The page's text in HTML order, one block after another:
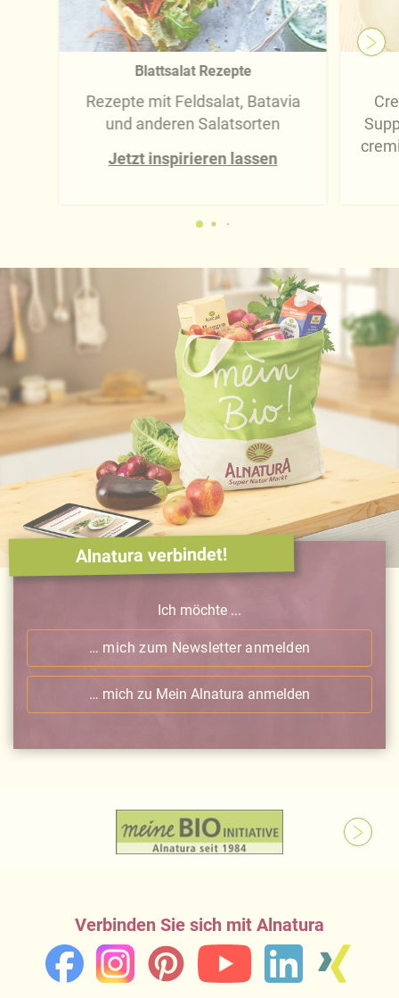
Blattsalat Rezepte
Rezepte mit Feldsalat, Batavia
und anderen Salatsorten
Jetzt inspirieren lassen
Alnatura verbindet!
Ich möchte ...
… mich zum Newsletter anmelden
… mich zu Mein Alnatura anmelden
Verbinden Sie sich mit Alnatura